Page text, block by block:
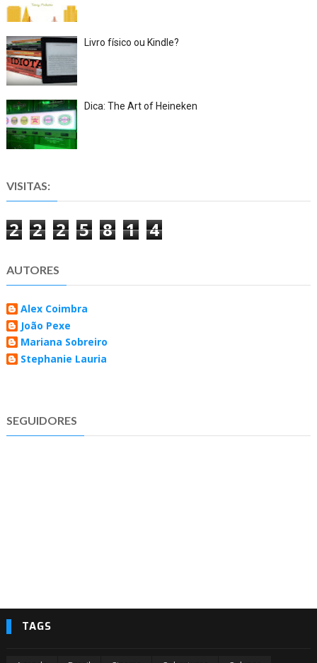
Livro físico ou Kindle?
Dica: The Art of Heineken
VISITAS:
2 2 2 5 8 1 4
AUTORES
Alex Coimbra
João Pexe
Mariana Sobreiro
Stephanie Lauria
SEGUIDORES
TAGS